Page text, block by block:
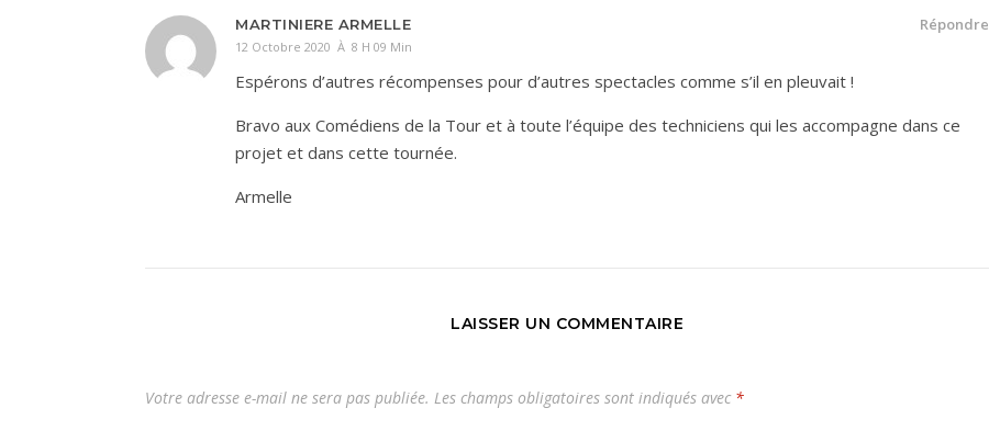
MARTINIERE ARMELLE
12 Octobre 2020 À 8 H 09 Min
Répondre
Espérons d’autres récompenses pour d’autres spectacles comme s’il en pleuvait !
Bravo aux Comédiens de la Tour et à toute l’équipe des techniciens qui les accompagne dans ce
projet et dans cette tournée.
Armelle
LAISSER UN COMMENTAIRE
Votre adresse e-mail ne sera pas publiée. Les champs obligatoires sont indiqués avec *